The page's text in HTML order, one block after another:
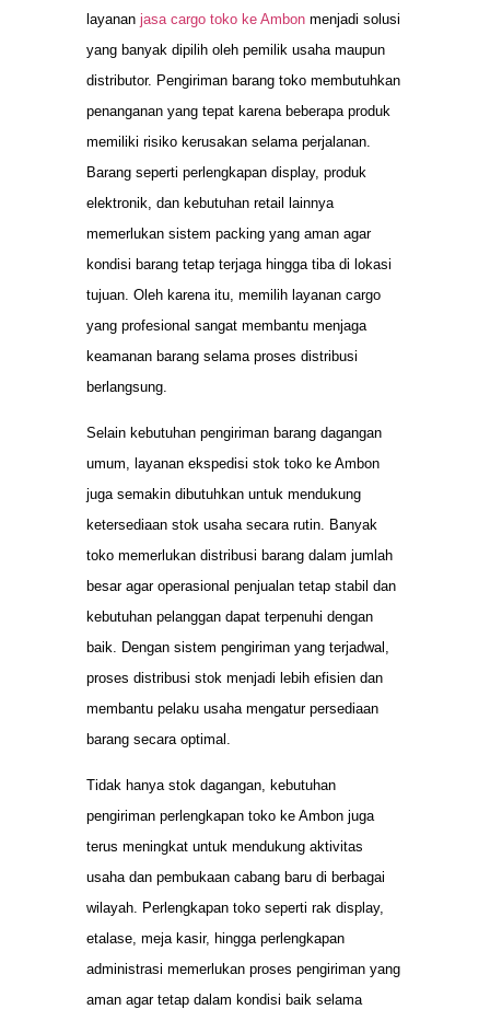
layanan jasa cargo toko ke Ambon menjadi solusi
yang banyak dipilih oleh pemilik usaha maupun
distributor. Pengiriman barang toko membutuhkan
penanganan yang tepat karena beberapa produk
memiliki risiko kerusakan selama perjalanan.
Barang seperti perlengkapan display, produk
elektronik, dan kebutuhan retail lainnya
memerlukan sistem packing yang aman agar
kondisi barang tetap terjaga hingga tiba di lokasi
tujuan. Oleh karena itu, memilih layanan cargo
yang profesional sangat membantu menjaga
keamanan barang selama proses distribusi
berlangsung.
Selain kebutuhan pengiriman barang dagangan
umum, layanan ekspedisi stok toko ke Ambon
juga semakin dibutuhkan untuk mendukung
ketersediaan stok usaha secara rutin. Banyak
toko memerlukan distribusi barang dalam jumlah
besar agar operasional penjualan tetap stabil dan
kebutuhan pelanggan dapat terpenuhi dengan
baik. Dengan sistem pengiriman yang terjadwal,
proses distribusi stok menjadi lebih efisien dan
membantu pelaku usaha mengatur persediaan
barang secara optimal.
Tidak hanya stok dagangan, kebutuhan
pengiriman perlengkapan toko ke Ambon juga
terus meningkat untuk mendukung aktivitas
usaha dan pembukaan cabang baru di berbagai
wilayah. Perlengkapan toko seperti rak display,
etalase, meja kasir, hingga perlengkapan
administrasi memerlukan proses pengiriman yang
aman agar tetap dalam kondisi baik selama